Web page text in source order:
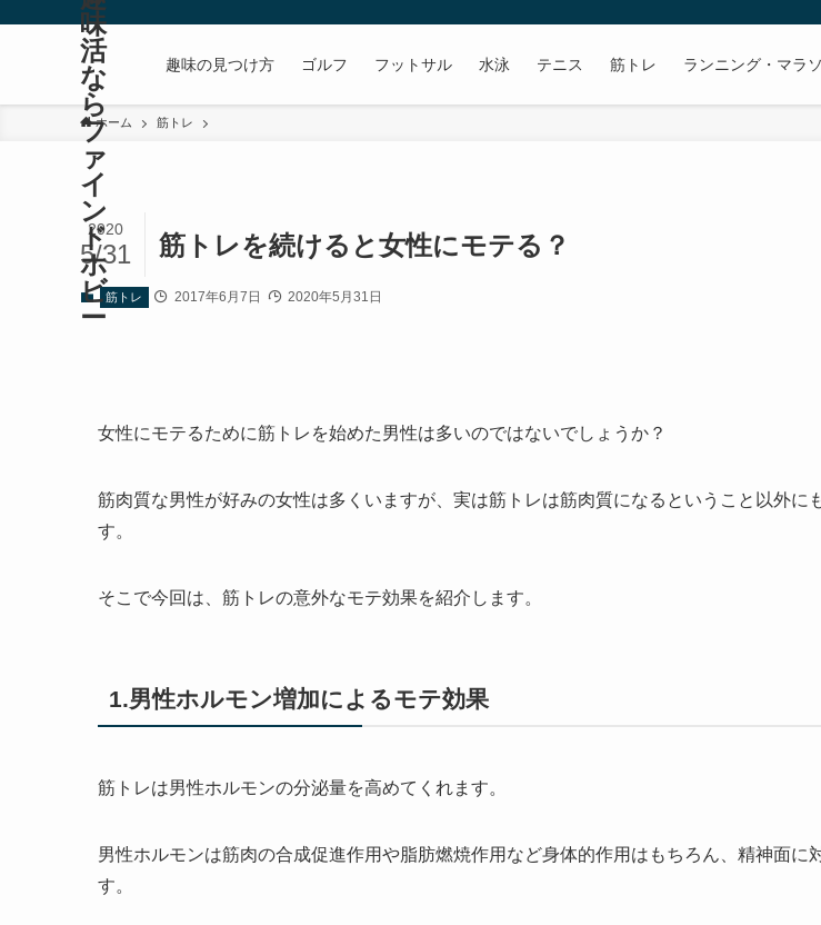
味
活
な
ら
フ
ァ
イ
ン
ド
ホ
ビ
ー
趣味の見つけ方 ゴルフ フットサル 水泳 テニス 筋トレ ランニング・マラ
ホーム 筋トレ
筋トレを続けると女性にモテる？
2020
5/31
筋トレ 2017年6月7日 2020年5月31日
女性にモテるために筋トレを始めた男性は多いのではないでしょうか？
筋肉質な男性が好みの女性は多くいますが、実は筋トレは筋肉質になるということ以外に
す。
そこで今回は、筋トレの意外なモテ効果を紹介します。
1.男性ホルモン増加によるモテ効果
筋トレは男性ホルモンの分泌量を高めてくれます。
男性ホルモンは筋肉の合成促進作用や脂肪燃焼作用など身体的作用はもちろん、精神面に
す。